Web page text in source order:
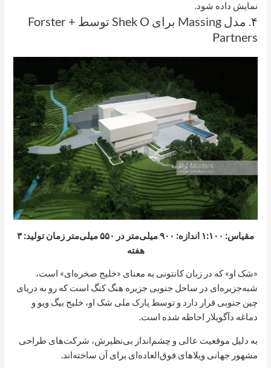
نمایش داده شود.
۴. مدل Massing برای Shek O توسط Forster +
Partners
مقیاس: ۱:۱۰۰ اندازه: ۹۰۰ میلی‌متر در ۵۵۰ میلی‌متر زمان تولید: ۳
هفته
«شک او» که در زبان کانتونی به معنای «خلیج صخره‌ای» است،
شبه‌جزیره‌ای در ساحل جنوبی جزیره هنگ کنگ است که رو به دریای
چین جنوبی قرار دارد و توسط پارک ملی شک او، خلیج بیگ ویو و
دماغه دآگویلار احاطه شده است.
به دلیل موقعیت عالی و چشم‌انداز بی‌نظیرش، شرکت‌های طراحی
مشهور جهانی ویلاهای فوق‌العاده‌ای برای آن ساخته‌اند.